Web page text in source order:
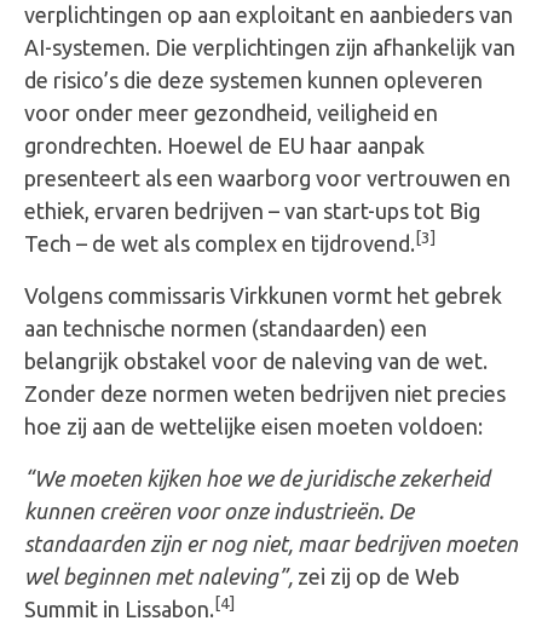
verplichtingen op aan exploitant en aanbieders van
AI-systemen. Die verplichtingen zijn afhankelijk van
de risico’s die deze systemen kunnen opleveren
voor onder meer gezondheid, veiligheid en
grondrechten. Hoewel de EU haar aanpak
presenteert als een waarborg voor vertrouwen en
ethiek, ervaren bedrijven – van start-ups tot Big
Tech – de wet als complex en tijdrovend. [3]
Volgens commissaris Virkkunen vormt het gebrek
aan technische normen (standaarden) een
belangrijk obstakel voor de naleving van de wet.
Zonder deze normen weten bedrijven niet precies
hoe zij aan de wettelijke eisen moeten voldoen:
“We moeten kijken hoe we de juridische zekerheid
kunnen creëren voor onze industrieën. De
standaarden zijn er nog niet, maar bedrijven moeten
wel beginnen met naleving”, zei zij op de Web
Summit in Lissabon. [4]